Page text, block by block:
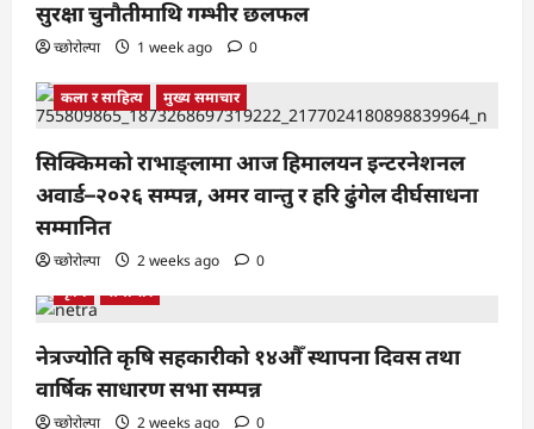
सुरक्षा चुनौतीमाथि गम्भीर छलफल
च्छोरोल्पा 1 week ago 0
कला र साहित्य मुख्य समाचार
सिक्किमको राभाङ्लामा आज हिमालयन इन्टरनेशनल
अवार्ड–२०२६ सम्पन्न, अमर वान्तु र हरि ढुंगेल दीर्घसाधना
सम्मानित
च्छोरोल्पा 2 weeks ago
0
कृषि
समाचार
नेत्रज्योति कृषि सहकारीको १४औँ स्थापना दिवस तथा
वार्षिक साधारण सभा सम्पन्न
च्छोरोल्पा 2 weeks ago 0